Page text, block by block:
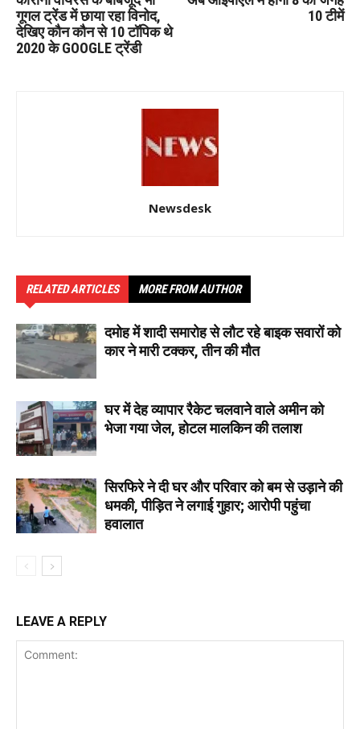
गूगल ट्रेंड में छाया रहा विनोद,
देखिए कौन कौन से 10 टॉपिक थे
2020 के GOOGLE ट्रेंडी
10 टीमें
Newsdesk
RELATED ARTICLES MORE FROM AUTHOR
दमोह में शादी समारोह से लौट रहे बाइक सवारों को
कार ने मारी टक्कर, तीन की मौत
घर में देह व्यापार रैकेट चलवाने वाले अमीन को
भेजा गया जेल, होटल मालकिन की तलाश
सिरफिरे ने दी घर और परिवार को बम से उड़ाने की
धमकी, पीड़ित ने लगाई गुहार; आरोपी पहुंचा
हवालात
LEAVE A REPLY